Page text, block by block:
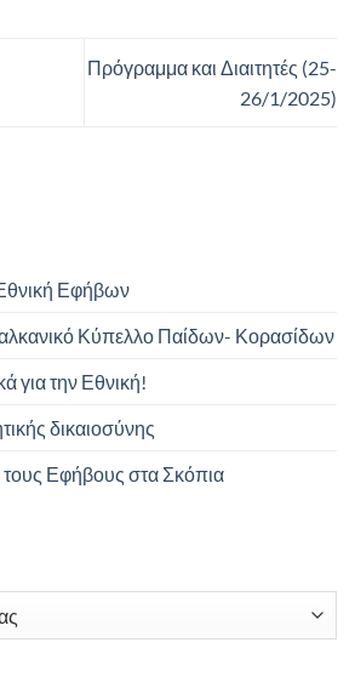
Πρόγραμμα και Διαιτητές (25-
26/1/2025)
Εφήβων
Κύπελλο Παίδων- Κορασίδων
για την Εθνική!
δικαιοσύνης
τους Εφήβους στα Σκόπια